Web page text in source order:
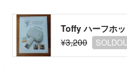
Toffy ハーフホ
¥3,200